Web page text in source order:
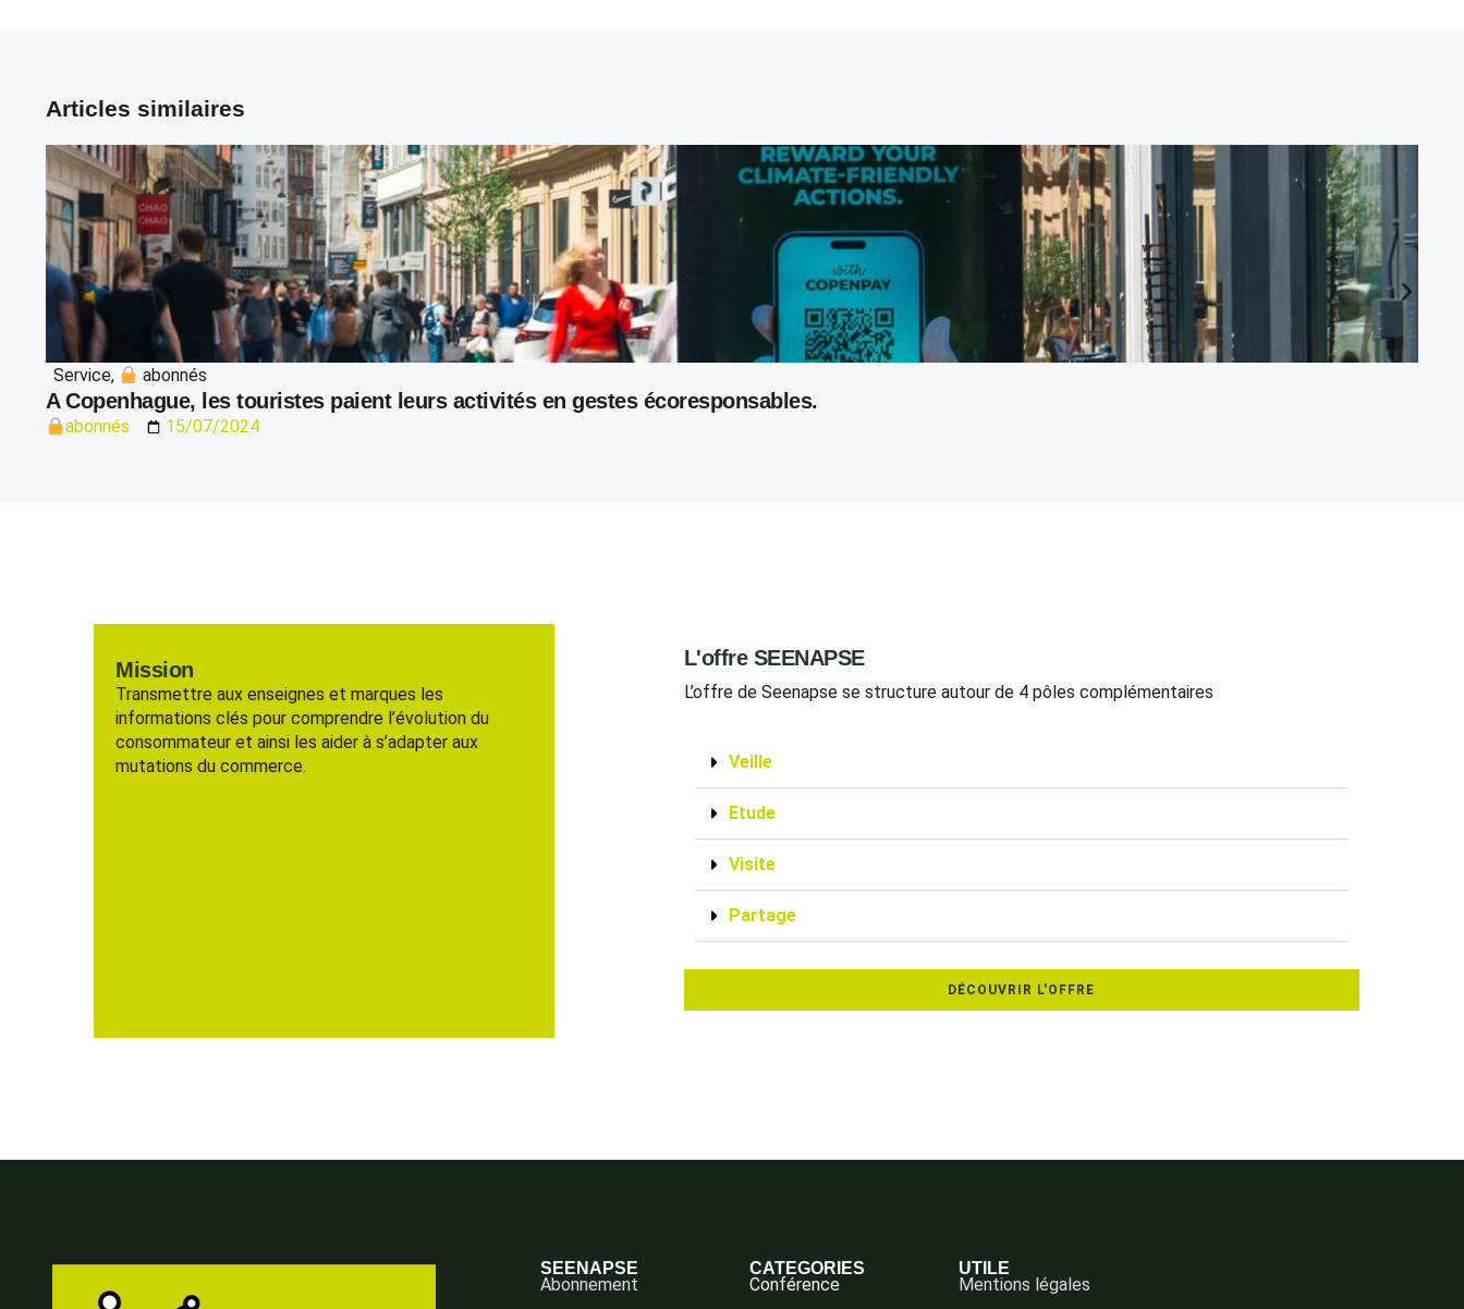
Articles similaires
Service, abonnés
A Copenhague, les touristes paient leurs activités en gestes écoresponsables.
abonnés 15/07/2024
Mission
Transmettre aux enseignes et marques les
informations clés pour comprendre l’évolution du
consommateur et ainsi les aider à s’adapter aux
mutations du commerce.
L'offre SEENAPSE
L’offre de Seenapse se structure autour de 4 pôles complémentaires
Veille
Etude
Visite
Partage
DÉCOUVRIR L'OFFRE
SEENAPSE
Abonnement
CATEGORIES
Conférence
UTILE
Mentions légales